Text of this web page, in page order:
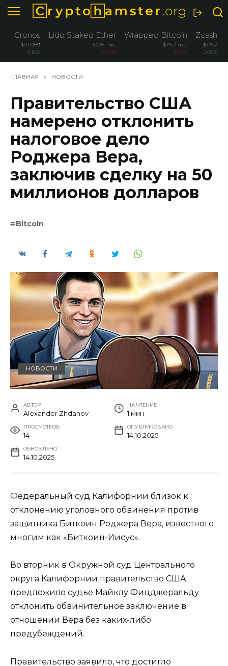
Перейти
содержанию
Cronos
$0.0489
5.10%
Lido Staked Ether
$2.26 тыс.
-3.76%
Wrapped Bitcoin
$76.2 тыс.
-3.26%
Zcash
$526.2
2.60%
ГЛАВНАЯ » НОВОСТИ
Правительство США
намерено отклонить
налоговое дело
Роджера Вера,
заключив сделку на 50
миллионов долларов
Bitcoin
НОВОСТИ
АВТОР
Alexander Zhdanov
НА ЧТЕНИЕ
1 мин
ПРОСМОТРОВ
14
ОПУБЛИКОВАНО
14.10.2025
ОБНОВЛЕНО
14.10.2025
Федеральный суд Калифорнии близок к
отклонению уголовного обвинения против
защитника Биткоин Роджера Вера, известного
многим как «Биткоин-Иисус».
Во вторник в Окружной суд Центрального
округа Калифорнии правительство США
предложило судье Майклу Фицджеральду
отклонить обвинительное заключение в
отношении Вера без каких-либо
предубеждений.
Правительство заявило, что достигло